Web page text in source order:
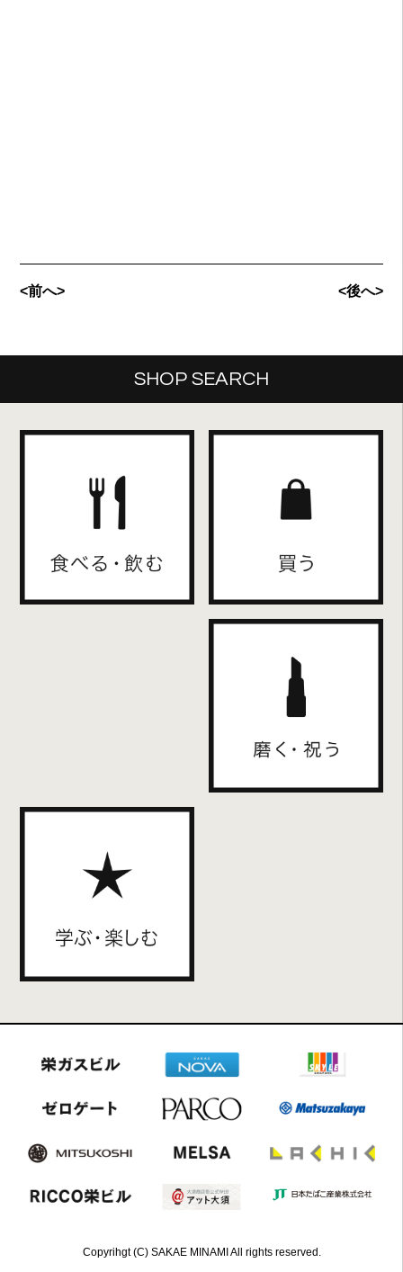
<前へ> <後へ>
SHOP SEARCH
Copyrihgt (C) SAKAE MINAMI All rights reserved.